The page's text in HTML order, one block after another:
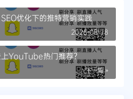
优化下的推特营销实践
2025-08-18
YouTube热门推荐？
下一篇 »